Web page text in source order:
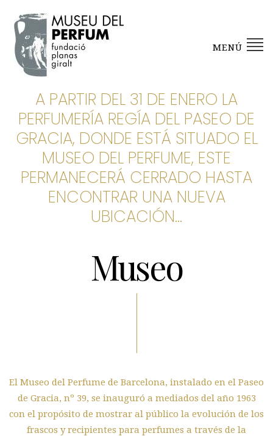
MENÚ
A PARTIR DEL 31 DE ENERO LA
PERFUMERÍA REGÍA DEL PASEO DE
GRACIA, DONDE ESTÁ SITUADO EL
MUSEO DEL PERFUME, ESTE
PERMANECERÁ CERRADO HASTA
ENCONTRAR UNA NUEVA
UBICACIÓN…
Museo
El Museo del Perfume de Barcelona, instalado en el Paseo
de Gracia, nº 39, se inauguró a mediados del año 1963
con el propósito de mostrar al público la evolución de los
frascos y recipientes para perfumes a través de la